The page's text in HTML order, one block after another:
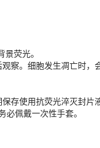
荧光。
察。细胞发生凋亡时
荧光。
察。细胞发生凋亡时
存使用抗荧光淬灭封片
佩戴一次性手套。